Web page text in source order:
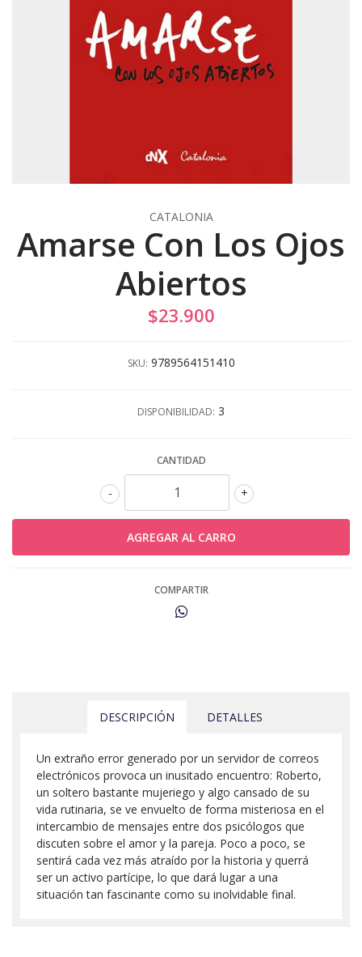
CATALONIA
Amarse Con Los Ojos
Abiertos
$23.900
SKU: 9789564151410
DISPONIBILIDAD: 3
CANTIDAD
+
-
COMPARTIR
DESCRIPCIÓN DETALLES
Un extraño error generado por un servidor de correos
electrónicos provoca un inusitado encuentro: Roberto,
un soltero bastante mujeriego y algo cansado de su
vida rutinaria, se ve envuelto de forma misteriosa en el
intercambio de mensajes entre dos psicólogos que
discuten sobre el amor y la pareja. Poco a poco, se
sentirá cada vez más atraído por la historia y querrá
ser un activo partícipe, lo que dará lugar a una
situación tan fascinante como su inolvidable final.